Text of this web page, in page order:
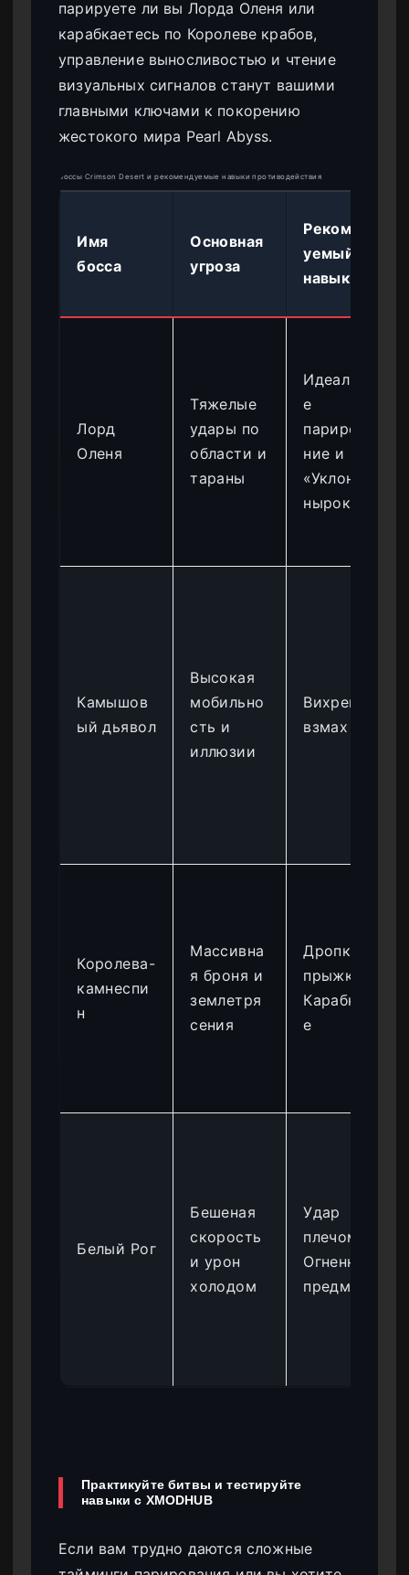
парируете ли вы Лорда Оленя или
карабкаетесь по Королеве крабов,
управление выносливостью и чтение
визуальных сигналов станут вашими
главными ключами к покорению
жестокого мира Pearl Abyss.
Боссы Crimson Desert и рекомендуемые навыки противодействия
Имя
босса
Основная
угроза
Рекоменд
уемый
навык
Лорд
Оленя
Тяжелые
удары по
области и
тараны
Идеально
е
парирова
ние и
«Уклон и
нырок»
Камышов
ый дьявол
Высокая
мобильно
сть и
иллюзии
Вихревой
взмах
Королева-
камнеспи
н
Массивна
я броня и
землетря
сения
Дропкик в
прыжке и
Карабкань
е
Белый Рог
Бешеная
скорость
и урон
холодом
Удар
плечом и
Огненные
предметы
Практикуйте битвы и тестируйте
навыки с XMODHUB
Если вам трудно даются сложные